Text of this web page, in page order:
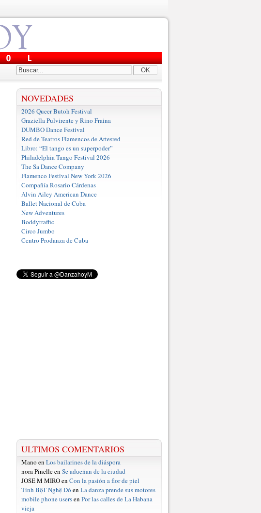
OK
NOVEDADES
2026 Queer Butoh Festival
Graziella Pulvirente y Rino Fraina
DUMBO Dance Festival
Red de Teatros Flamencos de Artesred
Libro: “El tango es un superpoder”
Philadelphia Tango Festival 2026
The Sa Dance Company
Flamenco Festival New York 2026
Compañía Rosario Cárdenas
Alvin Ailey American Dance
Ballet Nacional de Cuba
New Adventures
Boddytraffic
Circo Jumbo
Centro Prodanza de Cuba
ULTIMOS COMENTARIOS
Mano en Los bailarines de la diáspora
nora Pinelle en Se adueñan de la ciudad
JOSE M MIRO en Con la pasión a flor de piel
Tinh BộT Nghệ Đỏ en La danza prende sus motores
mobile phone usersen Por las calles de La Habana
vieja